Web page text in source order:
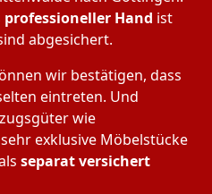
professioneller Hand ist
abgesichert.
wir bestätigen, dass
eintreten. Und
wie
exklusive Möbelstücke
separat versichert